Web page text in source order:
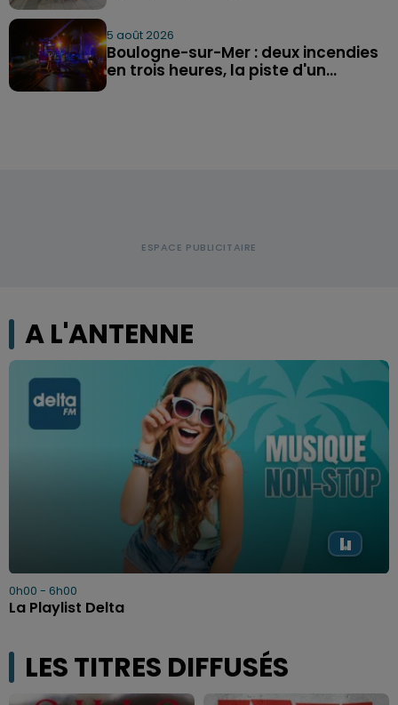
5 août 2026
Boulogne-sur-Mer : deux incendies
en trois heures, la piste d'un...
A L'ANTENNE
0h00 - 6h00
La Playlist Delta
LES TITRES DIFFUSÉS